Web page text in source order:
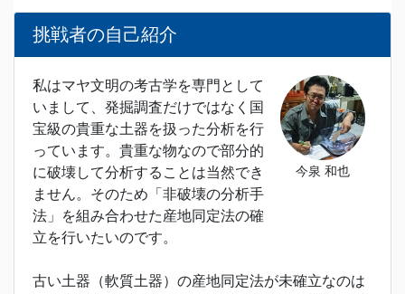
挑戦者の自己紹介
今泉 和也
私はマヤ文明の考古学を専門として
いまして、発掘調査だけではなく国
宝級の貴重な土器を扱った分析を行
っています。貴重な物なので部分的
に破壊して分析することは当然でき
ません。そのため「非破壊の分析手
法」を組み合わせた産地同定法の確
立を行いたいのです。
古い土器（軟質土器）の産地同定法が未確立なのは